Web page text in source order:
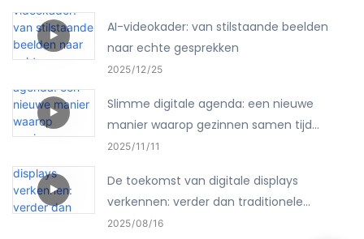
AI-videokader: van stilstaande beelden
naar echte gesprekken
2025 12 25
Slimme digitale agenda: een nieuwe
manier waarop gezinnen samen tijd
doorbrengen
2025 11 11
De toekomst van digitale displays
verkennen: verder dan traditionele
fotolijsten
2025 08 16